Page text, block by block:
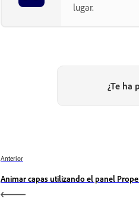
lugar.
¿Te ha
Anterior
Animar capas utilizando el panel